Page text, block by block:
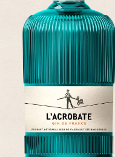
44,00 €
Ajouter - 44,00 €